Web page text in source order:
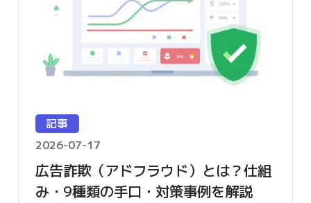
記事
2026-07-17
広告詐欺（アドフラウド）とは？仕組
み・9種類の手口・対策事例を解説